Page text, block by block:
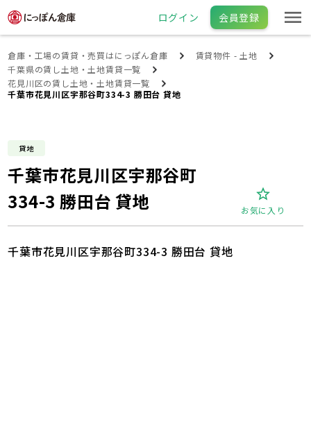
ログイン 会員登録
倉庫・工場の賃貸・売買はにっぽん倉庫
賃貸物件 - 土地
千葉県の賃し土地・土地賃貸一覧
花見川区の賃し土地・土地賃貸一覧
千葉市花見川区宇那谷町334-3 勝田台 貸地
貸地
千葉市花見川区宇那谷町
334-3 勝田台 貸地
お気に入り
千葉市花見川区宇那谷町334-3 勝田台 貸地